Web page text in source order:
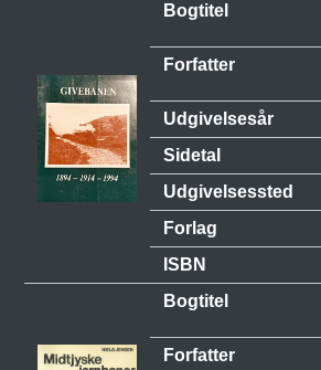
Bogtitel
Forfatter
Udgivelsesår
Sidetal
Udgivelsessted
Forlag
ISBN
Bogtitel
Forfatter